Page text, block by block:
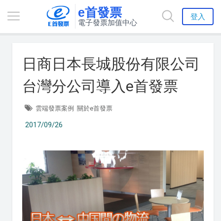
e首發票
電子發票加值中心
登入
日商日本長城股份有限公司
台灣分公司導入e首發票
雲端發票案例 關於e首發票
2017/09/26